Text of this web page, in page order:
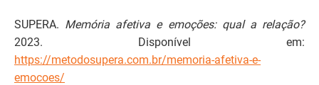
SUPERA. Memória afetiva e emoções: qual a relação?
2023. Disponível em:
https://metodosupera.com.br/memoria-afetiva-e-
emocoes/